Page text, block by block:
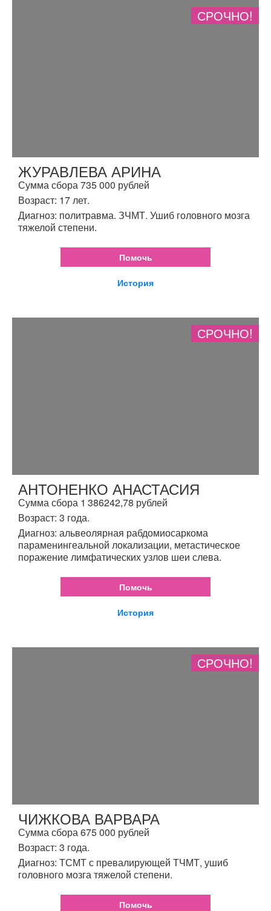
СРОЧНО!
ЖУРАВЛЕВА АРИНА
Сумма сбора 735 000 рублей
Возраст: 17 лет.
Диагноз: политравма. ЗЧМТ. Ушиб головного мозга
тяжелой степени.
Помочь
История
СРОЧНО!
АНТОНЕНКО АНАСТАСИЯ
Сумма сбора 1 386242,78 рублей
Возраст: 3 года.
Диагноз: альвеолярная рабдомиосаркома
параменингеальной локализации, метастическое
поражение лимфатических узлов шеи слева.
Помочь
История
СРОЧНО!
ЧИЖКОВА ВАРВАРА
Сумма сбора 675 000 рублей
Возраст: 3 года.
Диагноз: ТСМТ с превалирующей ТЧМТ, ушиб
головного мозга тяжелой степени.
Помочь